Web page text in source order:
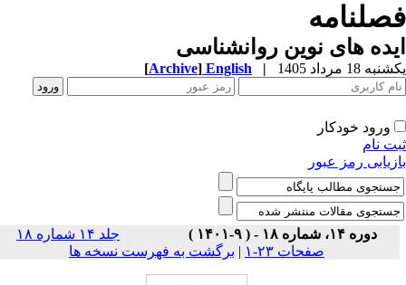
های نوین روانشناسی
18 مرداد 1405 |
English
[Archive]
ورود خودکار
نام
رمز عبور
دوره ۱۴، شماره ۱۸ - ( ۹-۱۴۰۱ )
جلد ۱۴ شماره ۱۸
صفحات ۲۳-۱
| برگشت به فهرست نسخه ها